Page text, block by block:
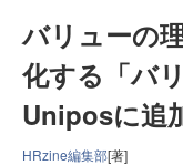
バリューの
化する「バ
Uniposに
HRzine編集部[著]